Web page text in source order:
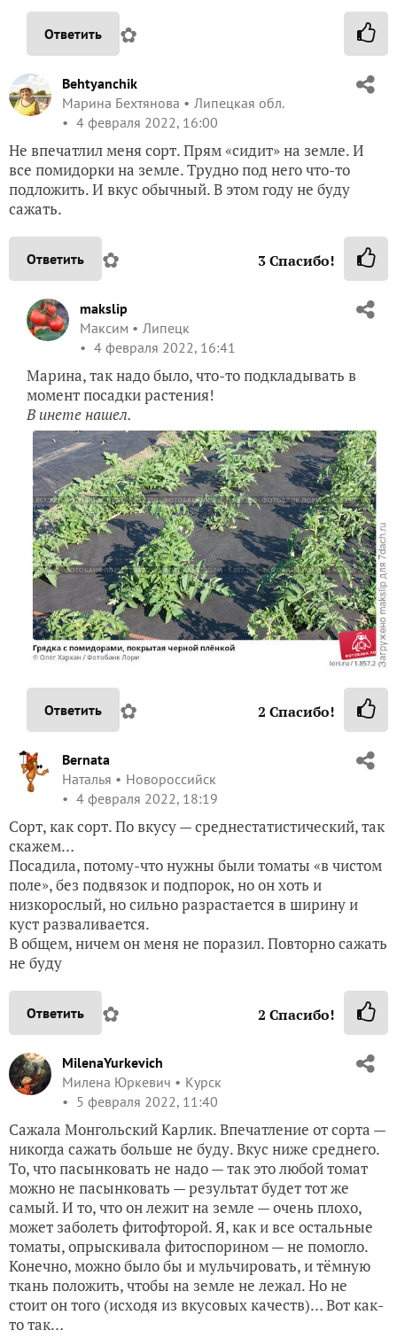
Ответить ✿
Behtyanchik
Марина Бехтянова
Липецкая обл.
4 февраля 2022, 16:00
Не впечатлил меня сорт. Прям «сидит» на земле. И
все помидорки на земле. Трудно под него что-то
подложить. И вкус обычный. В этом году не буду
сажать.
Ответить ✿ 3Спасибо!
makslip
Максим
Липецк
4 февраля 2022, 16:41
Марина, так надо было, что-то подкладывать в
момент посадки растения!
В инете нашел.
Ответить ✿ 2 Спасибо!
Bernata
Наталья
Новороссийск
4 февраля 2022, 18:19
Сорт, как сорт. По вкусу — среднестатистический, так
скажем…
Посадила, потому-что нужны были томаты «в чистом
поле», без подвязок и подпорок, но он хоть и
низкорослый, но сильно разрастается в ширину и
куст разваливается.
В общем, ничем он меня не поразил. Повторно сажать
не буду
Ответить ✿ 2 Спасибо!
MilenaYurkevich
Милена Юркевич
Курск
5 февраля 2022, 11:40
Сажала Монгольский Карлик. Впечатление от сорта —
никогда сажать больше не буду. Вкус ниже среднего.
То, что пасынковать не надо — так это любой томат
можно не пасынковать — результат будет тот же
самый. И то, что он лежит на земле — очень плохо,
может заболеть фитофторой. Я, как и все остальные
томаты, опрыскивала фитоспорином — не помогло.
Конечно, можно было бы и мульчировать, и тёмную
ткань положить, чтобы на земле не лежал. Но не
стоит он того (исходя из вкусовых качеств)… Вот как-
то так…